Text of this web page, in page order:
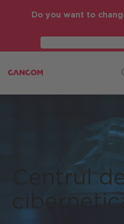
Do you want to
Germania (Deutsch)
Republica Cehă
România
Global (English)
Centrul